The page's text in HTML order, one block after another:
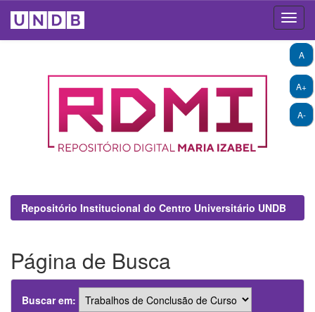
A+
A-
A
Repositório Institucional do Centro Universitário UNDB
Página de Busca
Buscar em: